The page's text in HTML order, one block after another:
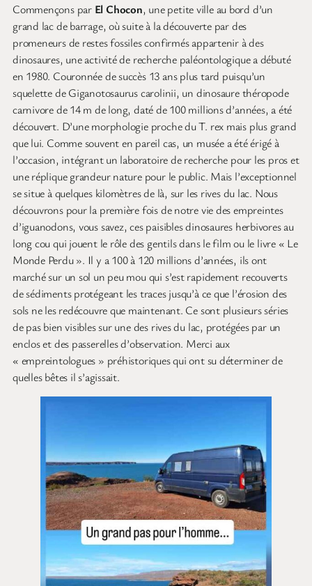
Commençons par El Chocon, une petite ville au bord d’un
grand lac de barrage, où suite à la découverte par des
promeneurs de restes fossiles confirmés appartenir à des
dinosaures, une activité de recherche paléontologique a débuté
en 1980. Couronnée de succès 13 ans plus tard puisqu’un
squelette de Giganotosaurus carolinii, un dinosaure théropode
carnivore de 14 m de long, daté de 100 millions d’années, a été
découvert. D’une morphologie proche du T. rex mais plus grand
que lui. Comme souvent en pareil cas, un musée a été érigé à
l’occasion, intégrant un laboratoire de recherche pour les pros et
une réplique grandeur nature pour le public. Mais l’exceptionnel
se situe à quelques kilomètres de là, sur les rives du lac. Nous
découvrons pour la première fois de notre vie des empreintes
d’iguanodons, vous savez, ces paisibles dinosaures herbivores au
long cou qui jouent le rôle des gentils dans le film ou le livre « Le
Monde Perdu ». Il y a 100 à 120 millions d’années, ils ont
marché sur un sol un peu mou qui s’est rapidement recouverts
de sédiments protégeant les traces jusqu’à ce que l’érosion des
sols ne les redécouvre que maintenant. Ce sont plusieurs séries
de pas bien visibles sur une des rives du lac, protégées par un
enclos et des passerelles d’observation. Merci aux
« empreintologues » préhistoriques qui ont su déterminer de
quelles bêtes il s’agissait.